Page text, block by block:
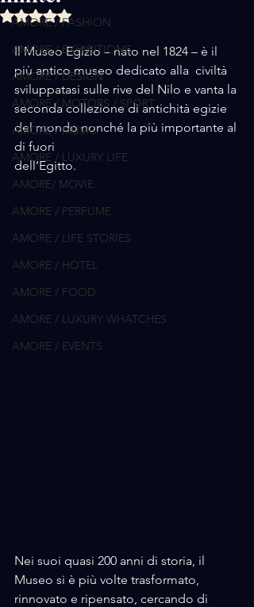
AMORE / FASHION
AMORE / EXHIBITIONS
AMORE / DESIGN
AMORE / MOTORS / SPORT
AMORE / MUSIC
AMORE / LUXURY LIFE
AMORE/ MOVIE
AMORE / PERFUME
AMORE / LIFE STORIES
AMORE / HOTEL
AMORE / FOOD
AMORE / LUXURY WHATCHES
AMORE / EVENTS
Valutazione NaN stelle su 5.
Il Museo Egizio – nato nel 1824 – è il
più antico museo dedicato alla  civiltà
sviluppatasi sulle rive del Nilo e vanta la
seconda collezione di antichità egizie
del mondo nonché la più importante al
di fuori
dell’Egitto.
Nei suoi quasi 200 anni di storia, il
Museo si è più volte trasformato,
rinnovato e ripensato, cercando di